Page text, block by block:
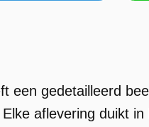
een gedetailleerd
aflevering duikt in